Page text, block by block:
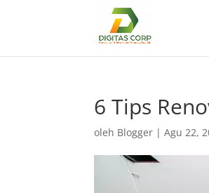
6 Tips
oleh Blogger |Agu 22,